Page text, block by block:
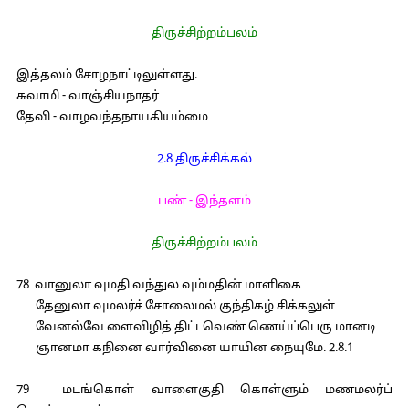
திருச்சிற்றம்பலம்
இத்தலம் சோழநாட்டிலுள்ளது.
சுவாமி - வாஞ்சியநாதர்
தேவி - வாழவந்தநாயகியம்மை
2.8 திருச்சிக்கல்
பண் - இந்தளம்
திருச்சிற்றம்பலம்
78 வானுலா வுமதி வந்துல வும்மதின் மாளிகை
தேனுலா வுமலர்ச் சோலைமல் குந்திகழ் சிக்கலுள்
வேனல்வே ளைவிழித் திட்டவெண் ணெய்ப்பெரு மானடி
ஞானமா கநினை வார்வினை யாயின நையுமே. 2.8.1
79 மடங்கொள் வாளைகுதி கொள்ளும் மணமலர்ப்